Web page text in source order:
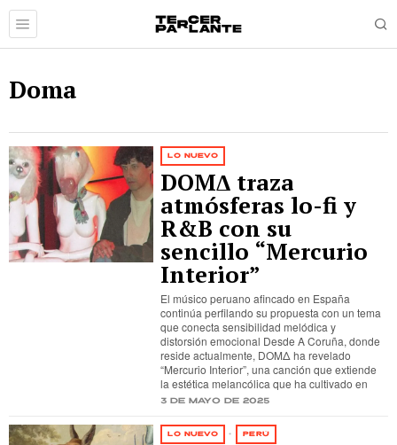
Doma
LO NUEVO
DOMΔ traza
atmósferas lo-fi y
R&B con su
sencillo “Mercurio
Interior”
El músico peruano afincado en España
continúa perfilando su propuesta con un tema
que conecta sensibilidad melódica y
distorsión emocional Desde A Coruña, donde
reside actualmente, DOMΔ ha revelado
“Mercurio Interior”, una canción que extiende
la estética melancólica que ha cultivado en
3 de mayo de 2025
LO NUEVO · PERÚ